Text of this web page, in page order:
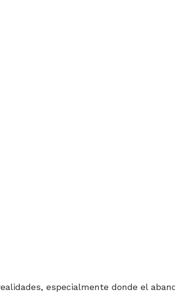
especialmente donde el